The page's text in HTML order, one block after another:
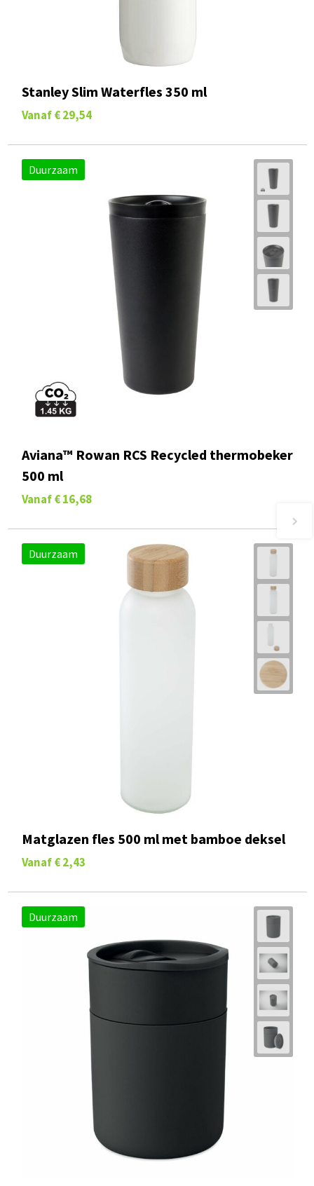
Stanley Slim Waterfles 350 ml
Vanaf € 29,54
Duurzaam
Aviana™ Rowan RCS Recycled thermobeker
500 ml
Vanaf € 16,68
Duurzaam
Matglazen fles 500 ml met bamboe deksel
Vanaf € 2,43
Duurzaam